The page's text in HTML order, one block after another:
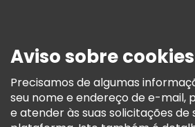
Termos E Informações Legais
Política De Cookies
Freetour Prémios
Programa De Fidelidade
Aviso sobre cookies
Precisamos de algumas
seu nome e endereço de e-mail,
e atender às suas solicitações